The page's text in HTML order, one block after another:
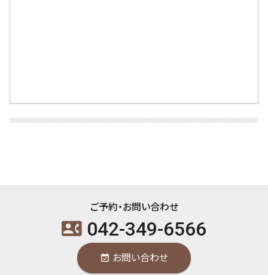
ご予約・お問い合わせ
contact_phone 042-349-6566
event_available お問い合わせ